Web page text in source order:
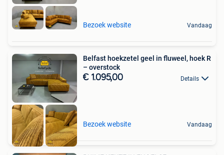
Bezoek website Vandaag
Belfast hoekzetel geel in fluweel, hoek R
– overstock
€ 1.095,00 Details
Bezoek website Vandaag